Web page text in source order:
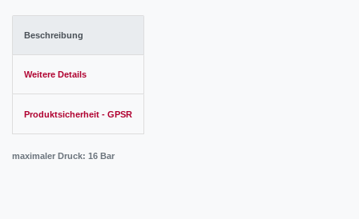
Beschreibung
Weitere Details
Produktsicherheit - GPSR
maximaler Druck: 16 Bar